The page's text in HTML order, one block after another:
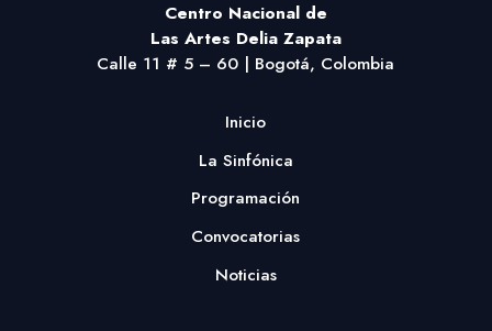
Centro Nacional de
Las Artes Delia Zapata
Calle 11 # 5 – 60 | Bogotá, Colombia
Inicio
La Sinfónica
Programación
Convocatorias
Noticias